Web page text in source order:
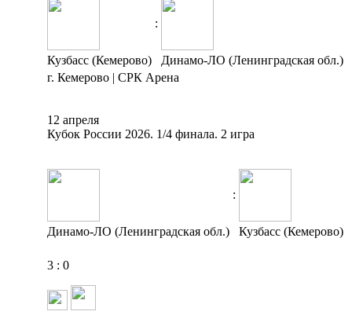
:
Кузбасс (Кемерово)
Динамо-ЛО (Ленинградская обл.)
г. Кемерово | СРК Арена
12 апреля
Кубок России 2026. 1/4 финала. 2 игра
:
Динамо-ЛО (Ленинградская обл.) Кузбасс (Кемерово)
3 : 0